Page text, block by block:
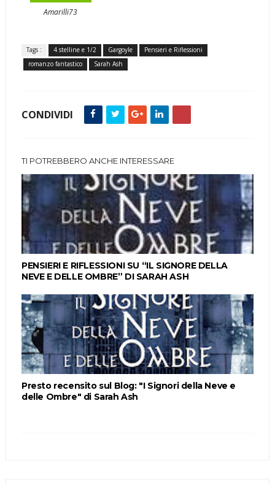
Amarilli73
Tags : 4 stelline e 1/2 Gargoyle
Pensieri e Riflessioni
romanzo fantastico
Sarah Ash
CONDIVIDI
TI POTREBBERO ANCHE INTERESSARE
PENSIERI E RIFLESSIONI SU “IL SIGNORE DELLA
NEVE E DELLE OMBRE” DI SARAH ASH
Presto recensito sul Blog: "I Signori della Neve e
delle Ombre" di Sarah Ash